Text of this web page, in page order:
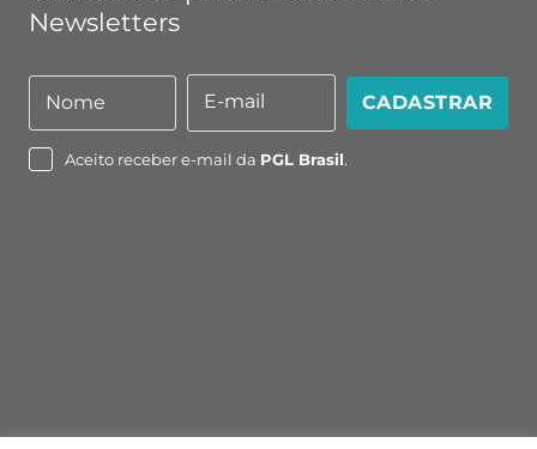
Newsletters
Nome
Nome
mail
E-mail CADASTRAR
Aceito receber e-mail da PGL Brasil.